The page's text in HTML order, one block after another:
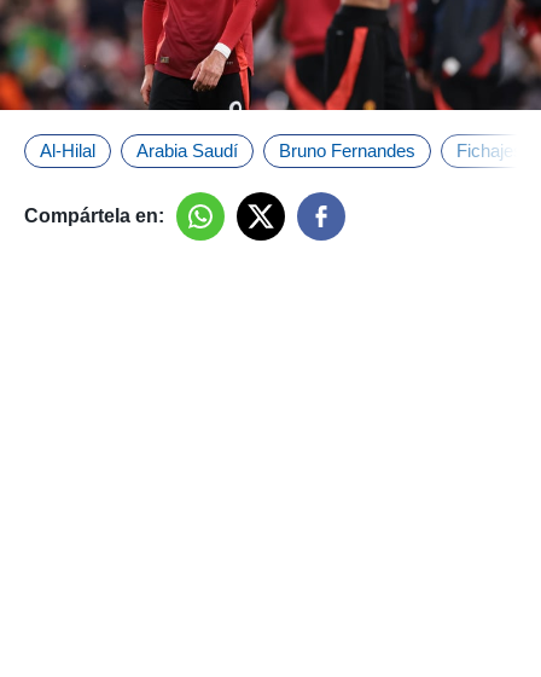
Al-Hilal Arabia Saudí Bruno Fernandes Fichajes
Compártela en: